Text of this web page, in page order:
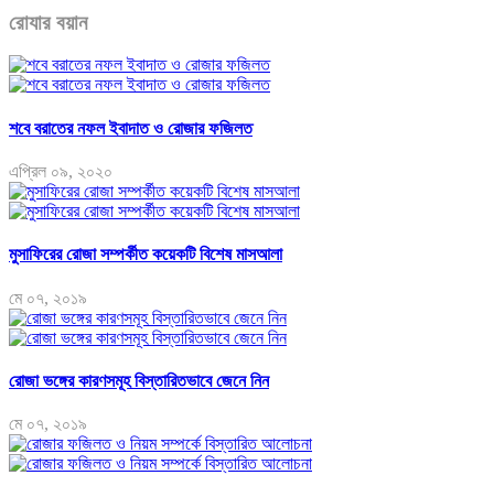
রোযার বয়ান
শবে বরাতের নফল ইবাদাত ও রোজার ফজিলত
এপ্রিল ০৯, ২০২০
মুসাফিরের রোজা সম্পর্কীত কয়েকটি বিশেষ মাসআলা
মে ০৭, ২০১৯
রোজা ভঙ্গের কারণসমূহ বিস্তারিতভাবে জেনে নিন
মে ০৭, ২০১৯